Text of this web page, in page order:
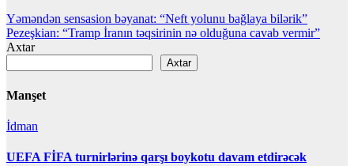
Yazı
naviqasiyası
Yəməndən sensasion bəyanat: “Neft yolunu bağlaya bilərik”
Pezeşkian: “Tramp İranın təqsirinin nə olduğuna cavab vermir”
Axtar
Axtar
Manşet
İdman
UEFA FİFA turnirlərinə qarşı boykotu davam etdirəcək